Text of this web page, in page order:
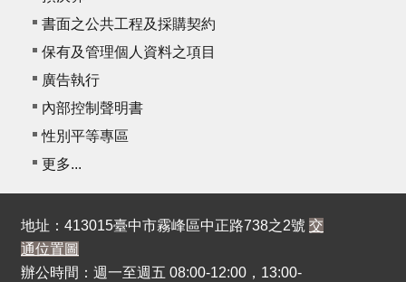
書面之公共工程及採購契約
保有及管理個人資料之項目
廣告執行
內部控制聲明書
性別平等專區
更多...
地址：413015臺中市霧峰區中正路738之2號 交
通位置圖
辦公時間：週一至週五 08:00-12:00，13:00-